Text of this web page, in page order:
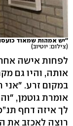
''יש אמהות שמאוד
(צילום: יוטיוב)
לפחות אישה
אותה, והיו גם
במקום זרע.
אומרת גוטמן,
לך איזה דחף
רוצה לאכזב את